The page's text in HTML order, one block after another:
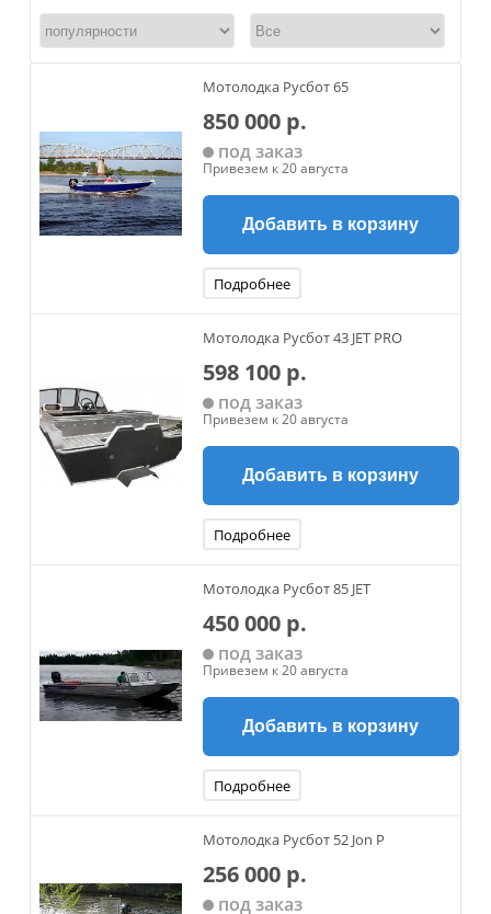
Мотолодка Русбот 65
850 000 р.
под заказ
Привезем к 20 августа
Добавить в корзину
Подробнее
Мотолодка Русбот 43 JET PRO
598 100 р.
под заказ
Привезем к 20 августа
Добавить в корзину
Подробнее
Мотолодка Русбот 85 JET
450 000 р.
под заказ
Привезем к 20 августа
Добавить в корзину
Подробнее
Мотолодка Русбот 52 Jon P
256 000 р.
под заказ